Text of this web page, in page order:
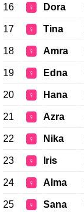
16 ♀ Dora
17 ♀ Tina
18 ♀ Amra
19 ♀ Edna
20 ♀ Hana
21 ♀ Azra
22 ♀ Nika
23 ♀ Iris
24 ♀ Alma
25 ♀ Sana